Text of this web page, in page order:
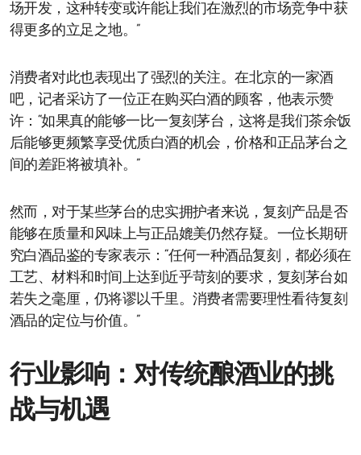
场开发，这种转变或许能让我们在激烈的市场竞争中获
得更多的立足之地。”
消费者对此也表现出了强烈的关注。在北京的一家酒
吧，记者采访了一位正在购买白酒的顾客，他表示赞
许：“如果真的能够一比一复刻茅台，这将是我们茶余饭
后能够更频繁享受优质白酒的机会，价格和正品茅台之
间的差距将被填补。”
然而，对于某些茅台的忠实拥护者来说，复刻产品是否
能够在质量和风味上与正品媲美仍然存疑。一位长期研
究白酒品鉴的专家表示：“任何一种酒品复刻，都必须在
工艺、材料和时间上达到近乎苛刻的要求，复刻茅台如
若失之毫厘，仍将谬以千里。消费者需要理性看待复刻
酒品的定位与价值。”
行业影响：对传统酿酒业的挑
战与机遇